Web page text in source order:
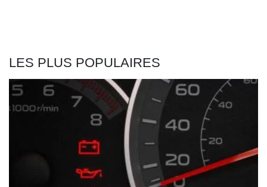
LES PLUS POPULAIRES